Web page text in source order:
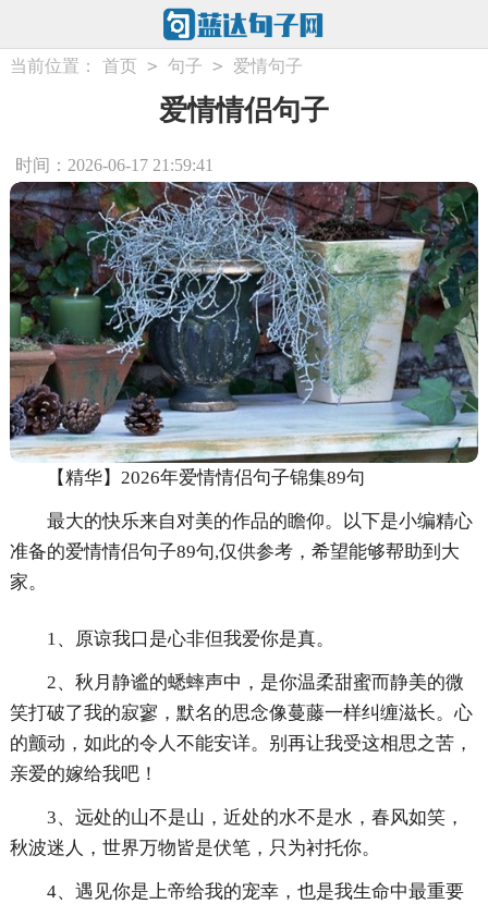
当前位置： 首页 > 句子 > 爱情句子
爱情情侣句子
时间：2026-06-17 21:59:41
【精华】2026年爱情情侣句子锦集89句
最大的快乐来自对美的作品的瞻仰。以下是小编精心
准备的爱情情侣句子89句,仅供参考，希望能够帮助到大
家。
1、原谅我口是心非但我爱你是真。
2、秋月静谧的蟋蟀声中，是你温柔甜蜜而静美的微
笑打破了我的寂寥，默名的思念像蔓藤一样纠缠滋长。心
的颤动，如此的令人不能安详。别再让我受这相思之苦，
亲爱的嫁给我吧！
3、远处的山不是山，近处的水不是水，春风如笑，
秋波迷人，世界万物皆是伏笔，只为衬托你。
4、遇见你是上帝给我的宠幸，也是我生命中最重要